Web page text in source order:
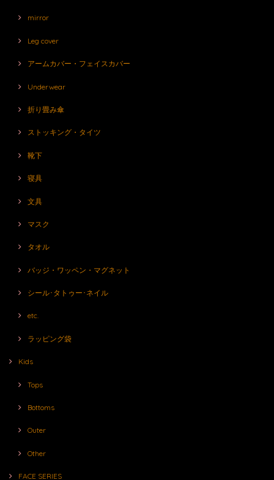
mirror
Leg cover
アームカバー・フェイスカバー
Underwear
折り畳み傘
ストッキング・タイツ
靴下
寝具
文具
マスク
タオル
バッジ・ワッペン・マグネット
シール･タトゥー･ネイル
etc.
ラッピング袋
Kids
Tops
Bottoms
Outer
Other
FACE SERIES